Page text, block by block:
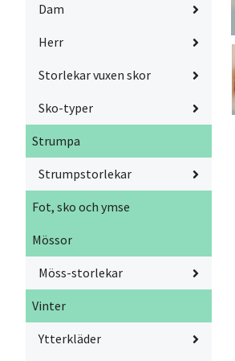
Dam
Herr
Storlekar vuxen skor
Sko-typer
Strumpa
Strumpstorlekar
Fot, sko och ymse
Mössor
Möss-storlekar
Vinter
Ytterkläder